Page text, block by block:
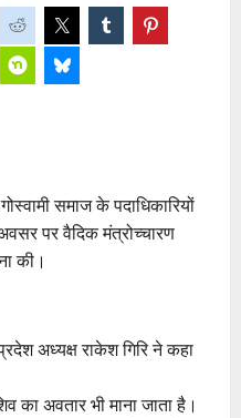
समाज के पदाधिकारियों
पर वैदिक मंत्रोच्चारण
की।
अध्यक्ष राकेश गिरि ने कहा
का अवतार भी माना जाता है।